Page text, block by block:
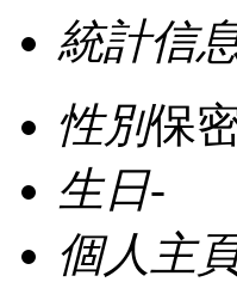
統計信
性別保
生日-
個人主